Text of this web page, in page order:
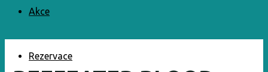
Akce
Rezervace